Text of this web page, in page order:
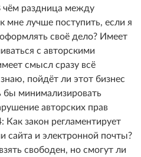
чём раздница между
мне лучше поступить, если я
своё дело? Имеет
с авторскими
смысл сразу всё
пойдёт ли этот бизнес
бы минимализировать
авторских прав
Как закон регламентирует
сайта и электронной почты?
свободен, но смогут ли